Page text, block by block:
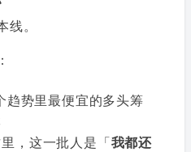
。
趋势里最便宜的多头筹
，这一批人是「我都还